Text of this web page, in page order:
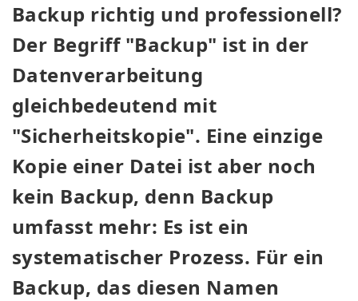
Backup richtig und professionell?
Der Begriff "Backup" ist in der
Datenverarbeitung
gleichbedeutend mit
"Sicherheitskopie". Eine einzige
Kopie einer Datei ist aber noch
kein Backup, denn Backup
umfasst mehr: Es ist ein
systematischer Prozess. Für ein
Backup, das diesen Namen